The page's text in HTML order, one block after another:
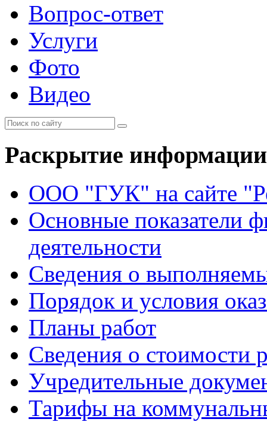
Вопрос-ответ
Услуги
Фото
Видео
Раскрытие информации
ООО "ГУК" на сайте
Основные показатели
деятельности
Сведения о
Порядок и условия
Планы работ
Сведения о стоимости
Учредительные
Тарифы на